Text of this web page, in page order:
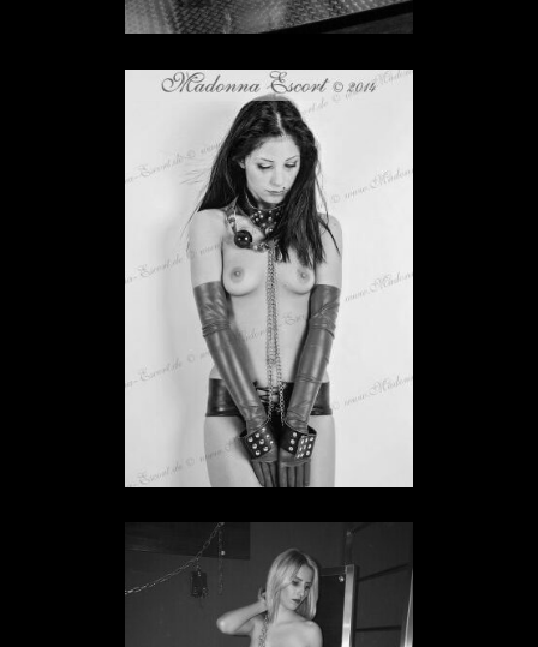
Sklavin Lisa
SKLAVIN IN HESSEN